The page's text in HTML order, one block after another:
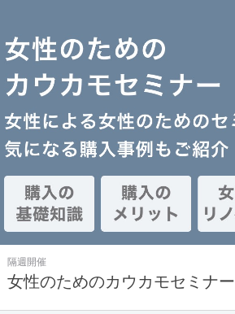
隔週開催
女性のためのカウカモセミナー